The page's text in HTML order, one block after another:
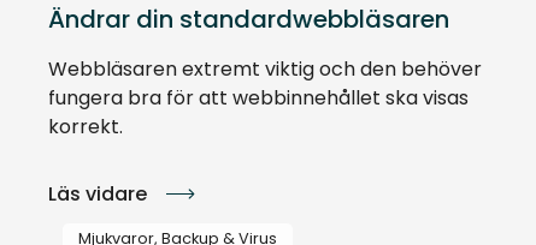
Ändrar din standardwebbläsaren
Webbläsaren extremt viktig och den behöver
fungera bra för att webbinnehållet ska visas
korrekt.
Läs vidare
Mjukvaror, Backup & Virus